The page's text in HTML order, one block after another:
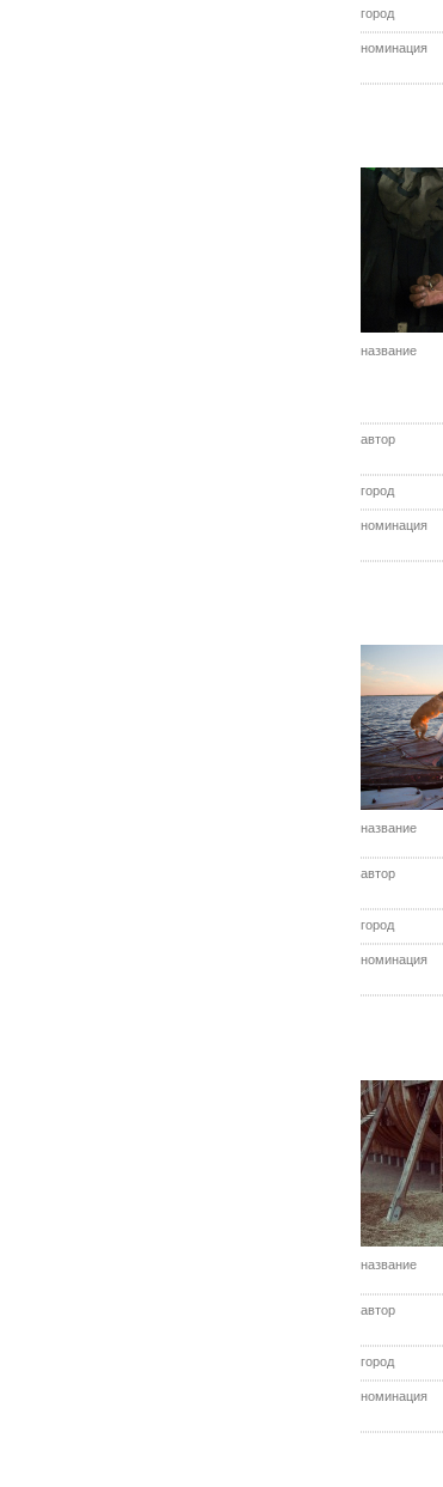
город
номинация
название
автор
город
номинация
название
автор
город
номинация
название
автор
город
номинация